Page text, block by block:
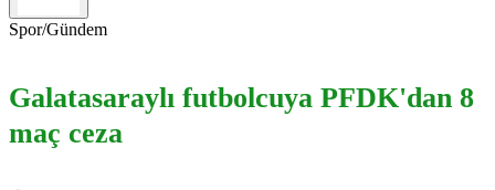
Spor/Gündem
Galatasaraylı futbolcuya PFDK'dan 8
maç ceza